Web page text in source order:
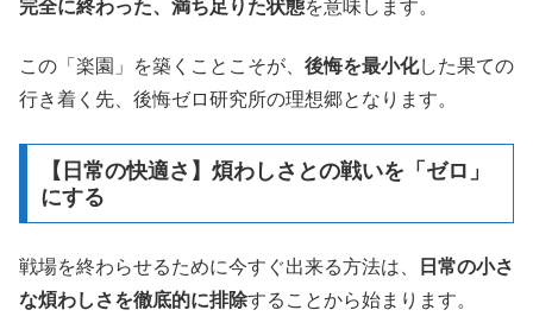
完全に終わった、満ち足りた状態を意味します。
この「楽園」を築くことこそが、 後悔を最小化した果ての
行き着く先、後悔ゼロ研究所の理想郷となります。
【日常の快適さ】煩わしさとの戦いを「ゼロ」
にする
戦場を終わらせるために今すぐ出来る方法は、
日常の小さ
な煩わしさを徹底的に排除することから始まります。